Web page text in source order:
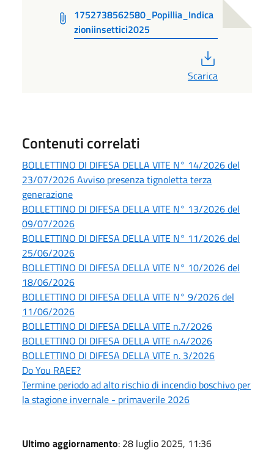
1752738562580_Popillia_Indica
zioniinsettici2025
Scarica
Contenuti correlati
BOLLETTINO DI DIFESA DELLA VITE N° 14/2026 del
23/07/2026 Avviso presenza tignoletta terza
generazione
BOLLETTINO DI DIFESA DELLA VITE N° 13/2026 del
09/07/2026
BOLLETTINO DI DIFESA DELLA VITE N° 11/2026 del
25/06/2026
BOLLETTINO DI DIFESA DELLA VITE N° 10/2026 del
18/06/2026
BOLLETTINO DI DIFESA DELLA VITE N° 9/2026 del
11/06/2026
BOLLETTINO DI DIFESA DELLA VITE n.7/2026
BOLLETTINO DI DIFESA DELLA VITE n.4/2026
BOLLETTINO DI DIFESA DELLA VITE n. 3/2026
Do You RAEE?
Termine periodo ad alto rischio di incendio boschivo per
la stagione invernale - primaverile 2026
Ultimo aggiornamento: 28 luglio 2025, 11:36